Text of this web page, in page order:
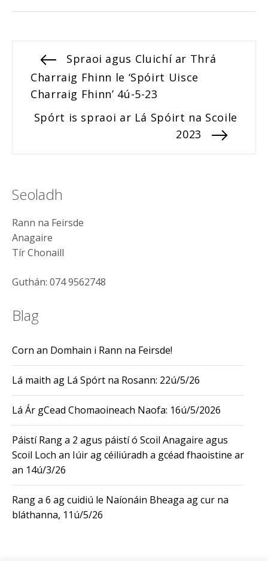
Post
navigation
Previous
post:
Spraoi agus Cluichí ar Thrá
Charraig Fhinn le ‘Spóirt Uisce
Charraig Fhinn’ 4ú-5-23
Next
Spórt is spraoi ar Lá Spóirt na Scoile
2023
Seoladh
Rann na Feirsde
Anagaire
Tír Chonaill
Guthán: 074 9562748
Blag
Corn an Domhain i Rann na Feirsde!
Lá maith ag Lá Spórt na Rosann: 22ú/5/26
Lá Ár gCead Chomaoineach Naofa: 16ú/5/2026
Páistí Rang a 2 agus páistí ó Scoil Anagaire agus
Scoil Loch an Iúir ag céiliúradh a gcéad fhaoistine ar
an 14ú/3/26
Rang a 6 ag cuidiú le Naíonáin Bheaga ag cur na
bláthanna, 11ú/5/26